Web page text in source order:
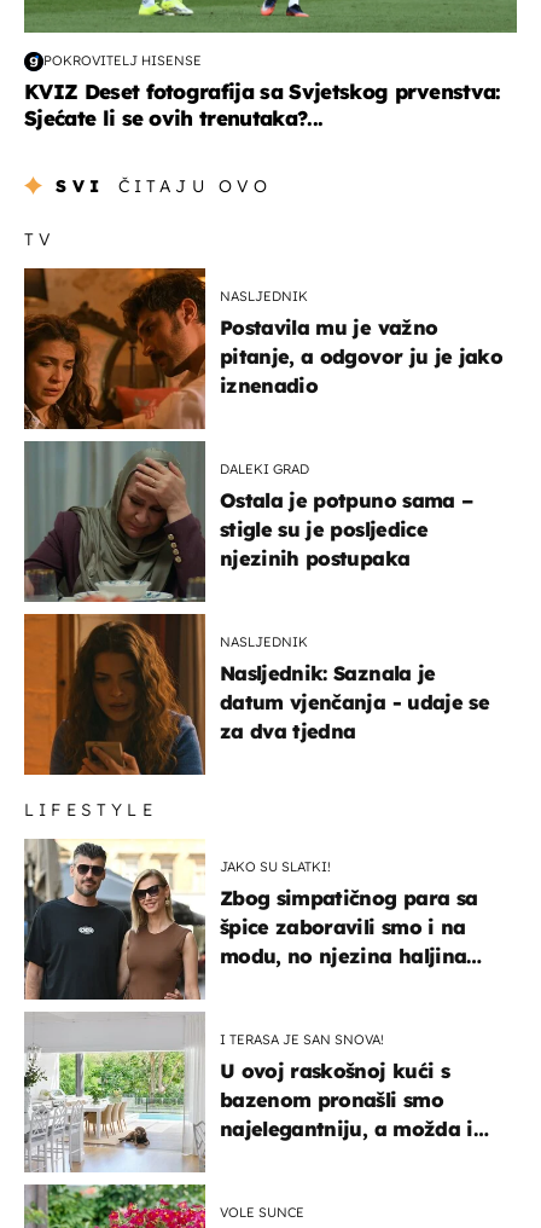
POKROVITELJ HISENSE
KVIZ Deset fotografija sa Svjetskog prvenstva:
Sjećate li se ovih trenutaka?...
SVI ČITAJU OVO
TV
NASLJEDNIK
Postavila mu je važno
pitanje, a odgovor ju je jako
iznenadio
DALEKI GRAD
Ostala je potpuno sama –
stigle su je posljedice
njezinih postupaka
NASLJEDNIK
Nasljednik: Saznala je
datum vjenčanja - udaje se
za dva tjedna
LIFESTYLE
JAKO SU SLATKI!
Zbog simpatičnog para sa
špice zaboravili smo i na
modu, no njezina haljina
I TERASA JE SAN SNOVA!
U ovoj raskošnoj kući s
bazenom pronašli smo
najelegantniju, a možda i
VOLE SUNCE